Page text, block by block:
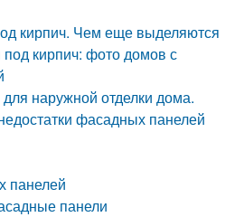
кирпич. Чем еще выделяются
кирпич: фото домов с
наружной отделки дома.
фасадных панелей
панелей
панели